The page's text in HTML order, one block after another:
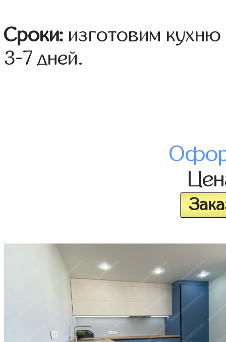
Сроки: изготовим
3-7 дней.